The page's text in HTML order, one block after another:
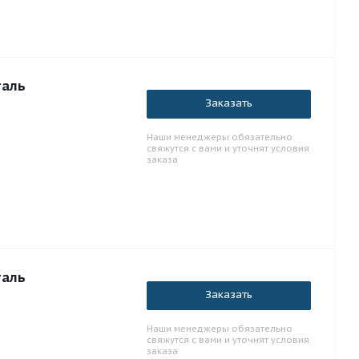
Заказать
Наши менеджеры обязательно
свяжутся с вами и уточнят условия
заказа
Заказать
Наши менеджеры обязательно
свяжутся с вами и уточнят условия
заказа